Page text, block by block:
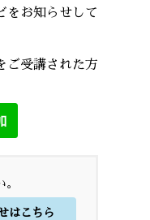
をお知らせして
ご受講された方
はこちら